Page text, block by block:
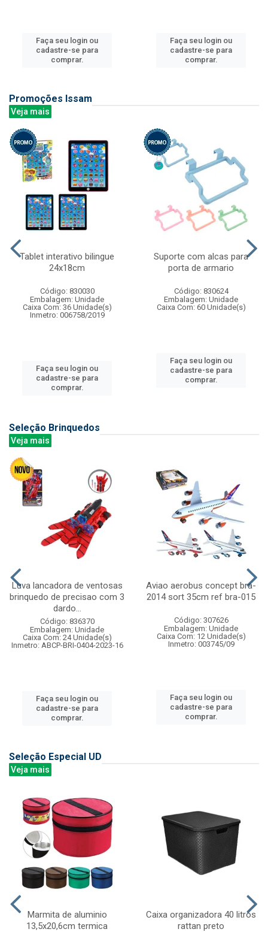
Faça seu login ou
cadastre-se para
comprar.
Faça seu login ou
cadastre-se para
comprar.
Promoções Issam
Veja mais
Tablet interativo bilingue
24x18cm
Código: 830030
Embalagem: Unidade
Caixa Com: 36 Unidade(s)
Inmetro: 006758/2019
Faça seu login ou
cadastre-se para
comprar.
Suporte com alcas para
porta de armario
Código: 830624
Embalagem: Unidade
Caixa Com: 60 Unidade(s)
Faça seu login ou
cadastre-se para
comprar.
Seleção Brinquedos
Veja mais
Luva lancadora de ventosas
brinquedo de precisao com 3
dardo...
Código: 836370
Embalagem: Unidade
Caixa Com: 24 Unidade(s)
Inmetro: ABCP-BRI-0404-2023-16
Faça seu login ou
cadastre-se para
comprar.
Aviao aerobus concept bra-
2014 sort 35cm ref bra-015
Código: 307626
Embalagem: Unidade
Caixa Com: 12 Unidade(s)
Inmetro: 003745/09
Faça seu login ou
cadastre-se para
comprar.
Seleção Especial UD
Veja mais
Marmita de aluminio
13,5x20,6cm termica
Caixa organizadora 40 litros
rattan preto